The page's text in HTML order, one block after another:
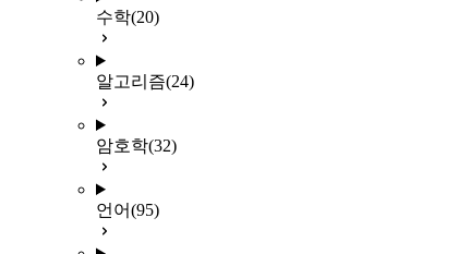
수학(20)
알고리즘(24)
암호학(32)
언어(95)